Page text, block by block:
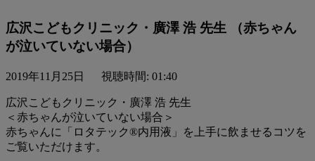
広沢こどもクリニック・廣澤 浩 先生 （赤ちゃん
が泣いていない場合）
2019年11月25日 視聴時間: 01:40
広沢こどもクリニック・廣澤 浩 先生
＜赤ちゃんが泣いていない場合＞
赤ちゃんに「ロタテック®内用液」を上手に飲ませるコツを
ご覧いただけます。